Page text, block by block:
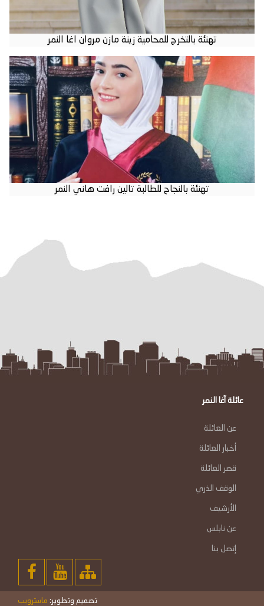
تهنئة بالتخرج للمحامية زينة مازن مروان اغا النمر
تهنئة بالنجاح للطالبة تالين رافت هاني النمر
عائلة آغا النمر
عن العائلة
أخبار العائلة
قصر العائلة
الوقف الذري
الأرشيف
عن نابلس
إتصل بنا
تصميم وتطوير: ماسترويب